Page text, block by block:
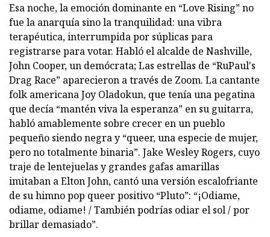
Esa noche, la emoción dominante en “Love Rising” no
fue la anarquía sino la tranquilidad: una vibra
terapéutica, interrumpida por súplicas para
registrarse para votar. Habló el alcalde de Nashville,
John Cooper, un demócrata; Las estrellas de “RuPaul's
Drag Race” aparecieron a través de Zoom. La cantante
folk americana Joy Oladokun, que tenía una pegatina
que decía “mantén viva la esperanza” en su guitarra,
habló amablemente sobre crecer en un pueblo
pequeño siendo negra y “queer, una especie de mujer,
pero no totalmente binaria”. Jake Wesley Rogers, cuyo
traje de lentejuelas y grandes gafas amarillas
imitaban a Elton John, cantó una versión escalofriante
de su himno pop queer positivo “Pluto”: “¡Odiame,
odiame, odiame! / También podrías odiar el sol / por
brillar demasiado”.